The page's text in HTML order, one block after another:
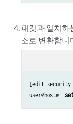
패킷과 일치하
소로 변환합니
[edit security
user@host#